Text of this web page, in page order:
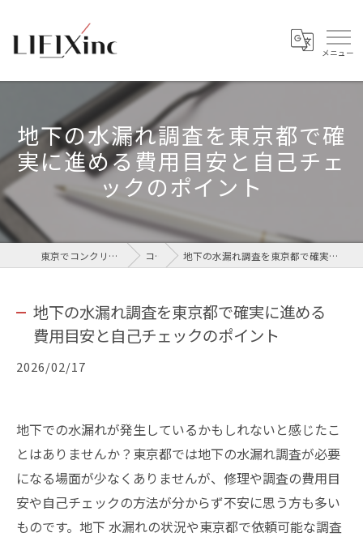
地下の水漏れ調査を東京都で確
実に進める費用目安と自己チェ
ックのポイント
東京でコンクリートなら株式会社LIFIX コラム 地下の水漏れ調査を東京都で確実に進める費用目安と自己チェックのポイント
地下の水漏れ調査を東京都で確実に進める
費用目安と自己チェックのポイント
2026/02/17
地下での水漏れが発生しているかもしれないと感じたこ
とはありませんか？東京都では地下の水漏れ調査が必要
になる場面が少なくありませんが、修理や調査の費用目
安や自己チェックの方法が分からず不安に思う方も多い
ものです。地下 水漏れの状況や東京都で依頼可能な調査